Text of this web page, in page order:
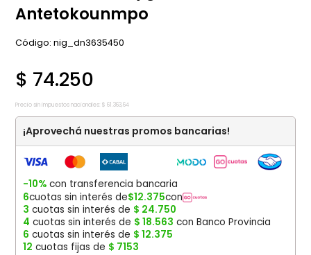
Antetokounmpo
:nig_dn3635450
$ 74.250
Precio sin impuestos nacionales: $ 61 .363,64
¡Aprovechá nuestras promos bancarias!
-10% con transferencia bancaria
6cuotas sin interés de$12.375con
3 cuotas sin interés de $ 24.750
4 cuotas sin interés de $ 18.563 con Banco Provincia
6 cuotas sin interés de $ 12.375
12 cuotas fijas de $ 7153